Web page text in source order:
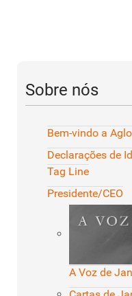
Sobre nós
Bem-vindo a
Declarações de
Tag Line
Presidente/CEO
A Voz de